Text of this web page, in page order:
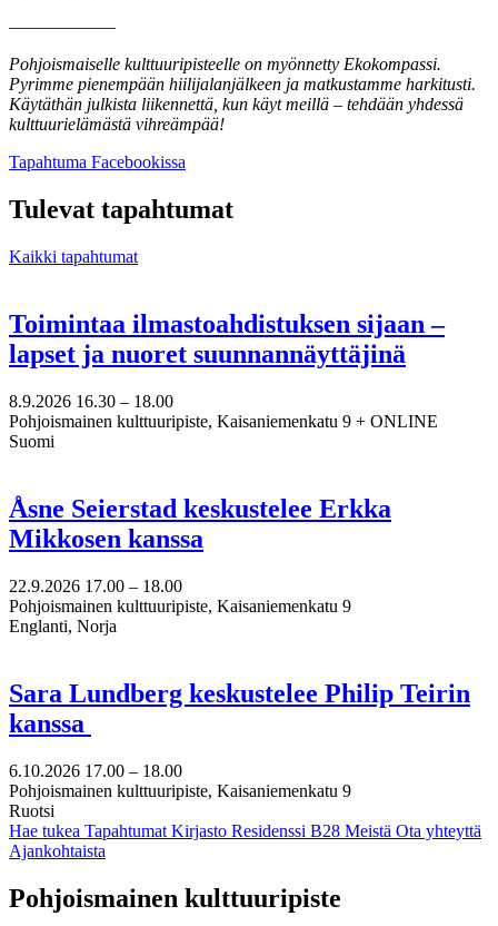
––––––––––––
Pohjoismaiselle kulttuuripisteelle on myönnetty Ekokompassi.
Pyrimme pienempään hiilijalanjälkeen ja matkustamme harkitusti.
Käytäthän julkista liikennettä, kun käyt meillä – tehdään yhdessä
kulttuurielämästä vihreämpää!
Tapahtuma Facebookissa
välilehteen
Tulevat tapahtumat
Kaikki tapahtumat
Toimintaa ilmastoahdistuksen sijaan –
lapset ja nuoret suunnannäyttäjinä
8.9.2026 16.30 – 18.00
Pohjoismainen kulttuuripiste, Kaisaniemenkatu 9 + ONLINE
Suomi
Åsne Seierstad keskustelee Erkka
Mikkosen kanssa
22.9.2026 17.00 – 18.00
Pohjoismainen kulttuuripiste, Kaisaniemenkatu 9
Englanti, Norja
Sara Lundberg keskustelee Philip Teirin
kanssa
6.10.2026 17.00 – 18.00
Pohjoismainen kulttuuripiste, Kaisaniemenkatu 9
Ruotsi
Hae tukea Tapahtumat Kirjasto Residenssi B28 Meistä Ota yhteyttä
Ajankohtaista
Facebook:
Avataan
Instagram:
Avataan
TikTok:
Avataan
Youtube:
Avataan
Vimeo:
Avataan
Pohjoismainen kulttuuripiste